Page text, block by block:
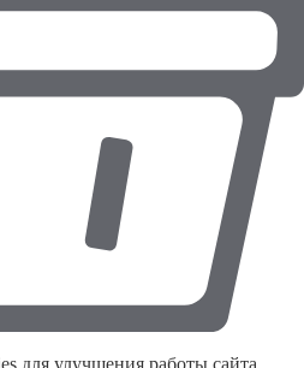
для улучшения работы сайта.